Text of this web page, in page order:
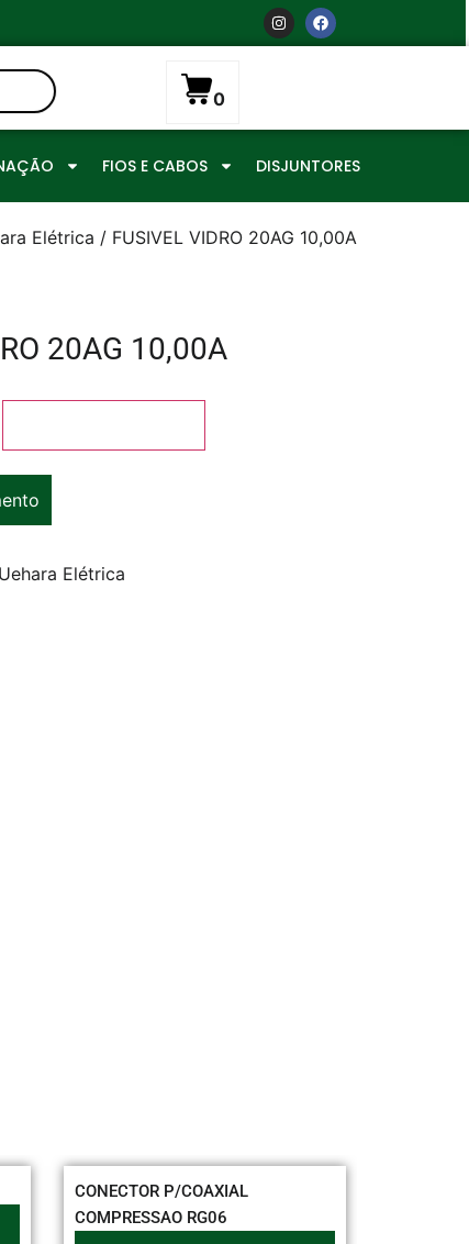
0
FIOS E CABOS DISJUNTORES
Elétrica / FUSIVEL VIDRO 20AG 10,00A
20AG 10,00A
Uehara Elétrica
CONECTOR P/COAXIAL
COMPRESSAO RG06